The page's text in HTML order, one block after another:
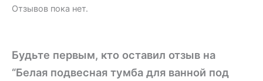
Отзывов пока нет.
Будьте первым, кто оставил отзыв на
“Белая подвесная тумба для ванной под